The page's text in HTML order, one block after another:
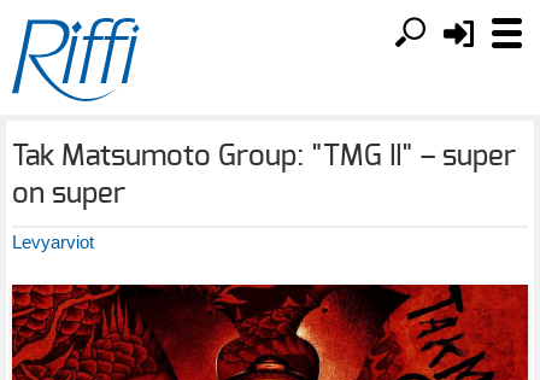
Tak Matsumoto Group: "TMG II" – super
on super
Levyarviot